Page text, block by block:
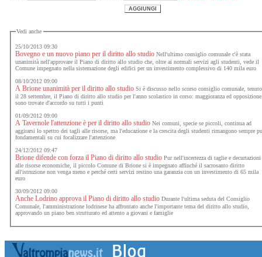
Vedi anche
25/10/2013 09:30
Bovegno e un nuovo piano per il diritto allo studio Nell'ultimo consiglio comunale c'è stata
unanimità nell'approvare il Piano di diritto allo studio che, oltre ai normali servizi agli studenti, vede il
Comune impegnato nella sistemazione degli edifici per un investimento complessivo di 140 mila euro
08/10/2012 09:00
A Brione unanimità per il diritto allo studio Si è discusso nello scorso consiglio comunale,
il 28 settembre, il Piano di diritto allo studio per l'anno scolastico in corso: maggioranza ed
sono trovate d'accordo su tutti i punti
01/09/2012 09:00
A Tavernole l'attenzione è per il diritto allo studio Nei comuni, specie se piccoli, continua ad
aggirarsi lo spettro dei tagli alle risorse, ma l'educazione e la crescita degli studenti rimangono sempre
fondamentali su cui focalizzare l'attenzione
24/12/2012 09:47
Brione difende con forza il Piano di diritto allo studio Pur nell'incertezza di taglie e decurtazioni
alle risorse economiche, il piccolo Comune di Brione si è impegnato affinché il sacrosanto diritto
all'istruzione non venga meno e perché certi servizi restino una garanzia con un investimento di 65 mila
euro
30/09/2012 09:00
Anche Lodrino approva il Piano di diritto allo studio Durante l'ultima seduta del Consiglio
Comunale, l'amministrazione lodrinese ha affrontato anche l'importante tema del diritto allo studio,
approvando un piano ben strutturato ed attento a giovani e famiglie